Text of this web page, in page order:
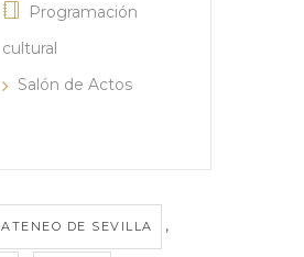
Programación
cultural
Salón de Actos
ATENEO DE SEVILLA ,